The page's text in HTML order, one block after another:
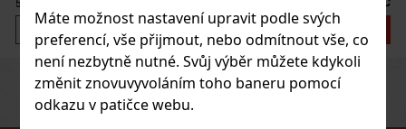
Máte možnost nastavení upravit podle svých
preferencí, vše přijmout, nebo odmítnout vše, co
není nezbytně nutné. Svůj výběr můžete kdykoli
změnit znovuvyvoláním toho baneru pomocí
odkazu v patičce webu.
Do košíku
Sleva: 43%
PreviousNext